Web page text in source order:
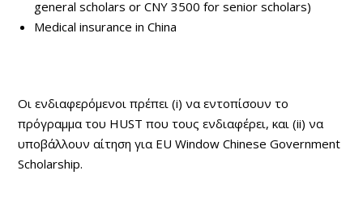
general scholars or CNY 3500 for senior scholars)
Medical insurance in China
Οι ενδιαφερόμενοι πρέπει (i) να εντοπίσουν το
πρόγραμμα του HUST που τους ενδιαφέρει, και (ii) να
υποβάλλουν αίτηση για EU Window Chinese Government
Scholarship.